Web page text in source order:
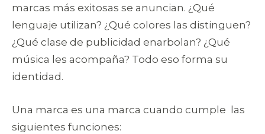
marcas más exitosas se anuncian. ¿Qué
lenguaje utilizan? ¿Qué colores las distinguen?
¿Qué clase de publicidad enarbolan? ¿Qué
música les acompaña? Todo eso forma su
identidad.
Una marca es una marca cuando cumple las
siguientes funciones: